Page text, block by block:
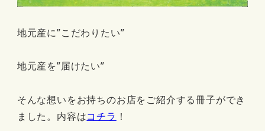
地元産に”こだわりたい”
地元産を”届けたい”
そんな想いをお持ちのお店をご紹介する冊子ができ
ました。内容はコチラ ！